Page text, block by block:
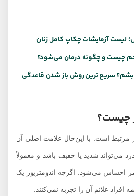
آزمایشات چکاپ کامل زنان
و چگونه درمان می‌شود؟
سریع ترین روش باز شدن قاعدگی
است. با این‌حال علامت اصلی آن
شدید یا خفیف باشد و معمولاً
می‌شود. اگرچه اندومتریوز یک
علائم آن را تجربه نمی‌کنند.